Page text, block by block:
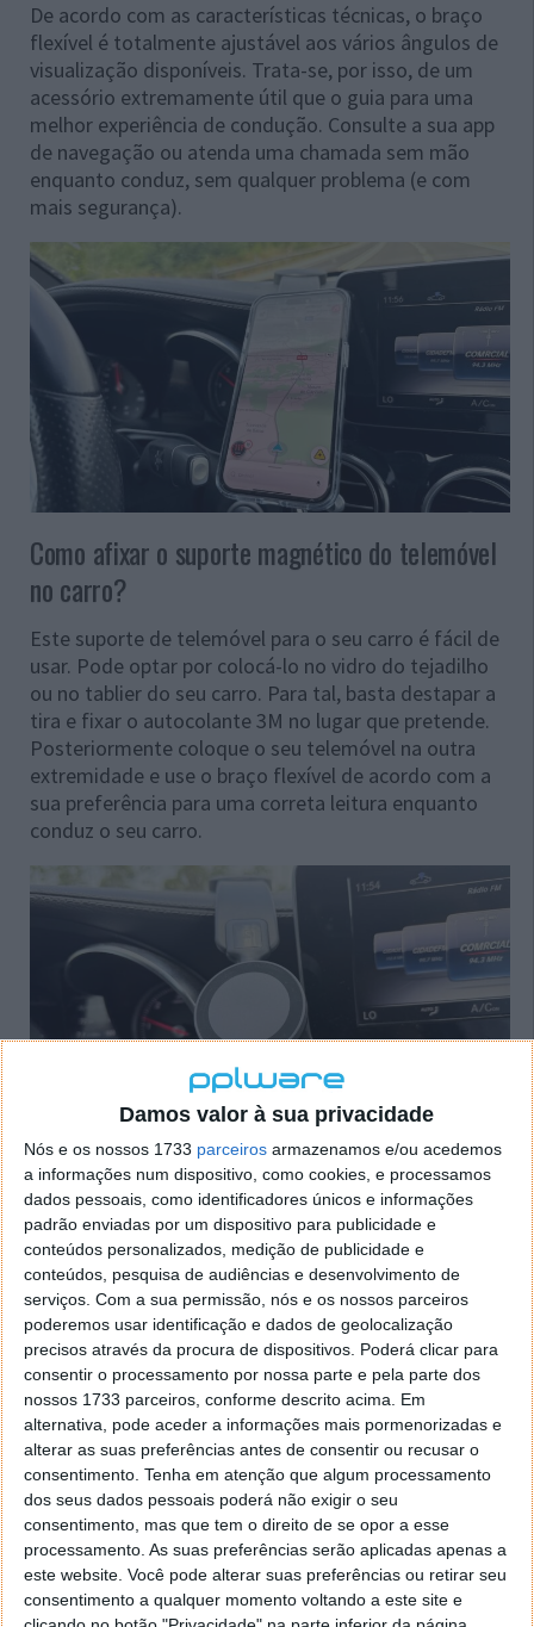
Damos valor à sua privacidade
Nós e os nossos 1733 parceiros armazenamos e/ou acedemos
a informações num dispositivo, como cookies, e processamos
dados pessoais, como identificadores únicos e informações
padrão enviadas por um dispositivo para publicidade e
conteúdos personalizados, medição de publicidade e
conteúdos, pesquisa de audiências e desenvolvimento de
serviços. Com a sua permissão, nós e os nossos parceiros
poderemos usar identificação e dados de geolocalização
precisos através da procura de dispositivos. Poderá clicar para
consentir o processamento por nossa parte e pela parte dos
nossos 1733 parceiros, conforme descrito acima. Em
alternativa, pode aceder a informações mais pormenorizadas e
alterar as suas preferências antes de consentir ou recusar o
consentimento. Tenha em atenção que algum processamento
dos seus dados pessoais poderá não exigir o seu
consentimento, mas que tem o direito de se opor a esse
processamento. As suas preferências serão aplicadas apenas a
este website. Você pode alterar suas preferências ou retirar seu
consentimento a qualquer momento voltando a este site e
De acordo com as características técnicas, o braço
flexível é totalmente ajustável aos vários ângulos de
visualização disponíveis. Trata-se, por isso, de um
acessório extremamente útil que o guia para uma
melhor experiência de condução. Consulte a sua app
de navegação ou atenda uma chamada sem mão
enquanto conduz, sem qualquer problema (e com
mais segurança).
Como afixar o suporte magnético do telemóvel
no carro?
Este suporte de telemóvel para o seu carro é fácil de
usar. Pode optar por colocá-lo no vidro do tejadilho
ou no tablier do seu carro. Para tal, basta destapar a
tira e fixar o autocolante 3M no lugar que pretende.
Posteriormente coloque o seu telemóvel na outra
extremidade e use o braço flexível de acordo com a
sua preferência para uma correta leitura enquanto
conduz o seu carro.
Este suporte de telemóvel para o carro vem ainda
com um cabo USB-C para um carregamento rápido
através da tecnologia MagSafe.
O preço deste suporte é de apenas 19,95 €. Pode
compraronlinee com entrega gratuita. O Pplware já
testou e funciona muito bem, além da garantia de
segurança do equipamento.
Suporte Magnético Telemóvel
Este artigo tem mais de um ano